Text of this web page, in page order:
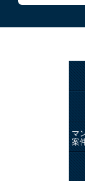
マ
案